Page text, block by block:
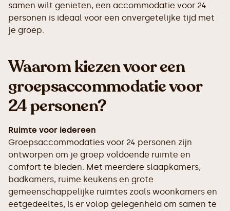
samen wilt genieten, een accommodatie voor 24
personen is ideaal voor een onvergetelijke tijd met
je groep.
Waarom kiezen voor een
groepsaccommodatie voor
24 personen?
Ruimte voor iedereen
Groepsaccommodaties voor 24 personen zijn
ontworpen om je groep voldoende ruimte en
comfort te bieden. Met meerdere slaapkamers,
badkamers, ruime keukens en grote
gemeenschappelijke ruimtes zoals woonkamers en
eetgedeeltes, is er volop gelegenheid om samen te